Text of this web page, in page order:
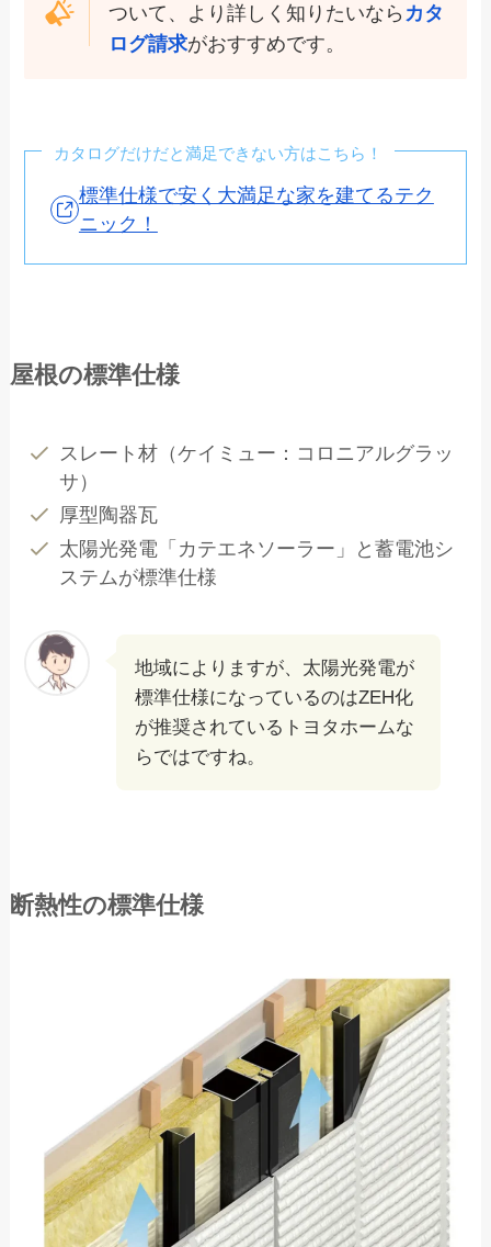
ついて、より詳しく知りたいなら カタ
ログ請求がおすすめです。
カタログだけだと満足できない方はこちら！
標準仕様で安く大満足な家を建てるテク
ニック！
屋根の標準仕様
スレート材（ケイミュー：コロニアルグラッ
サ）
厚型陶器瓦
太陽光発電「カテエネソーラー」と蓄電池シ
ステムが標準仕様
地域によりますが、太陽光発電が
標準仕様になっているのはZEH化
が推奨されているトヨタホームな
らではですね。
断熱性の標準仕様